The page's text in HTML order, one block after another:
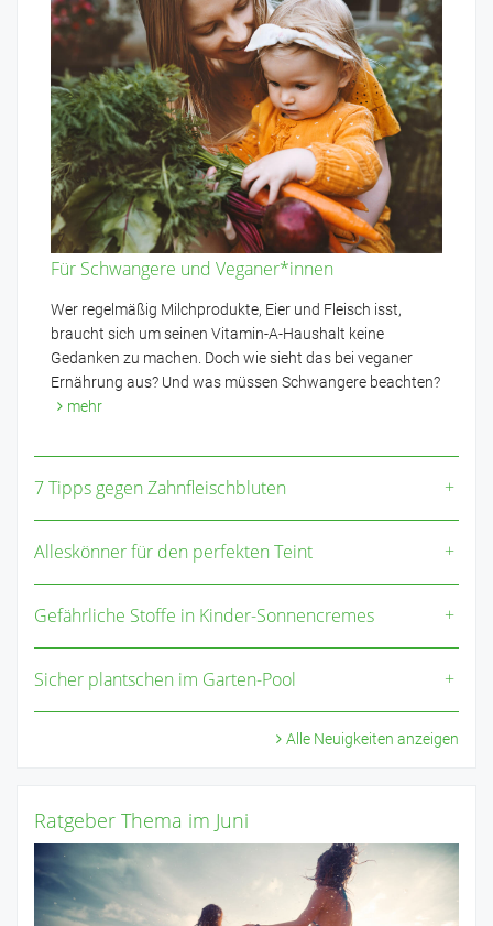
Für Schwangere und Veganer*innen
Wer regelmäßig Milchprodukte, Eier und Fleisch isst,
braucht sich um seinen Vitamin-A-Haushalt keine
Gedanken zu machen. Doch wie sieht das bei veganer
Ernährung aus? Und was müssen Schwangere beachten?
mehr
7 Tipps gegen Zahnfleischbluten
Alleskönner für den perfekten Teint
Gefährliche Stoffe in Kinder-Sonnencremes
Sicher plantschen im Garten-Pool
Alle Neuigkeiten anzeigen
Ratgeber Thema im Juni